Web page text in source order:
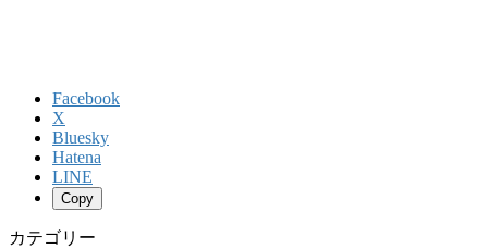
Facebook
X
Bluesky
Hatena
LINE
Copy
カテゴリー